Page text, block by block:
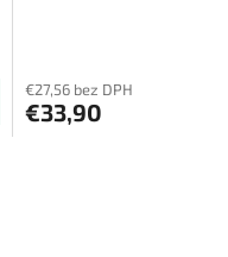
€27,56 bez DPH
€33,90